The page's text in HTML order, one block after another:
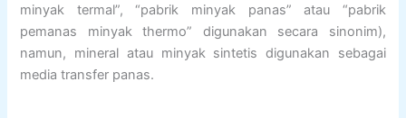
minyak termal”, “pabrik minyak panas” atau “pabrik
pemanas minyak thermo” digunakan secara sinonim),
namun, mineral atau minyak sintetis digunakan sebagai
media transfer panas.